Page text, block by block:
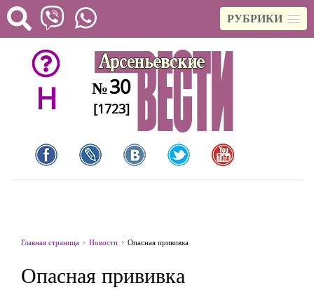
РУБРИКИ
H №30
[1723]
Главная страница Новости Опасная прививка
Опасная прививка